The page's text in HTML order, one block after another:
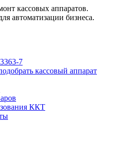
кассовых аппаратов.
автоматизации бизнеса.
7
кассовый аппарат
ККТ